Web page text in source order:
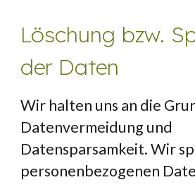
Löschung bzw.
der Daten
Wir halten uns an die
Datenvermeidung und
Datensparsamkeit. Wir
personenbezogenen